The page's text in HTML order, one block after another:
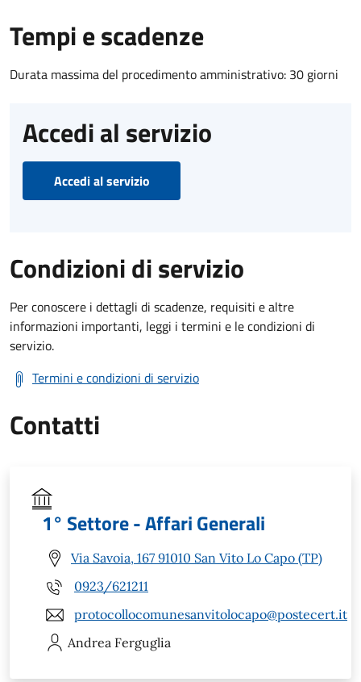
Tempi e scadenze
Durata massima del procedimento amministrativo: 30 giorni
Accedi al servizio
Accedi al servizio
Condizioni di servizio
Per conoscere i dettagli di scadenze, requisiti e altre
informazioni importanti, leggi i termini e le condizioni di
servizio.
Termini e condizioni di servizio
Contatti
1° Settore - Affari Generali
Via Savoia, 167 91010 San Vito Lo Capo (TP)
0923/621211
protocollocomunesanvitolocapo@postecert.it
Andrea Ferguglia